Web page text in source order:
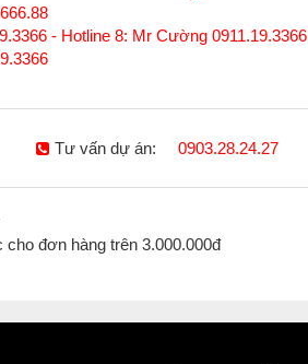
- Hotline 8: Mr Cường 0911.19.3366
Tư vấn dự án: 0903.28.24.27
cho đơn hàng trên 3.000.000đ